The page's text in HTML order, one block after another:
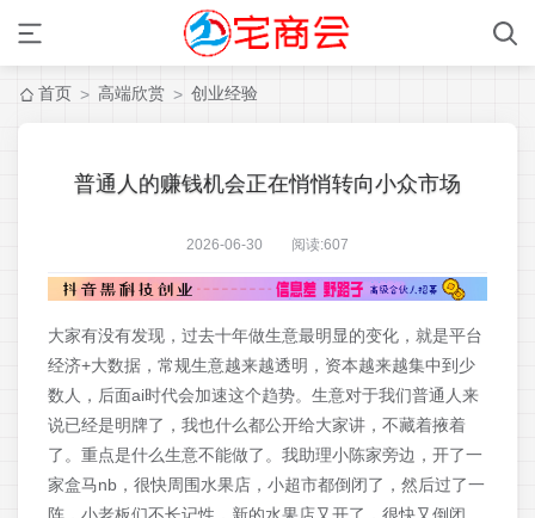
首页 > 高端欣赏 > 创业经验
普通人的赚钱机会正在悄悄转向小众市场
2026-06-30 阅读:607
大家有没有发现，过去十年做生意最明显的变化，就是平台
经济+大数据，常规生意越来越透明，资本越来越集中到少
数人，后面ai时代会加速这个趋势。生意对于我们普通人来
说已经是明牌了，我也什么都公开给大家讲，不藏着掖着
了。重点是什么生意不能做了。我助理小陈家旁边，开了一
家盒马nb，很快周围水果店，小超市都倒闭了，然后过了一